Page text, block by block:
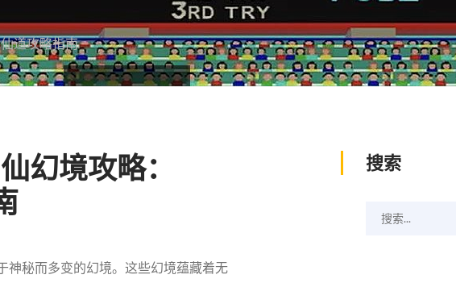
道攻略指南
幻境攻略：
神秘而多变的幻境。这些幻境蕴藏着无
搜索
搜索...